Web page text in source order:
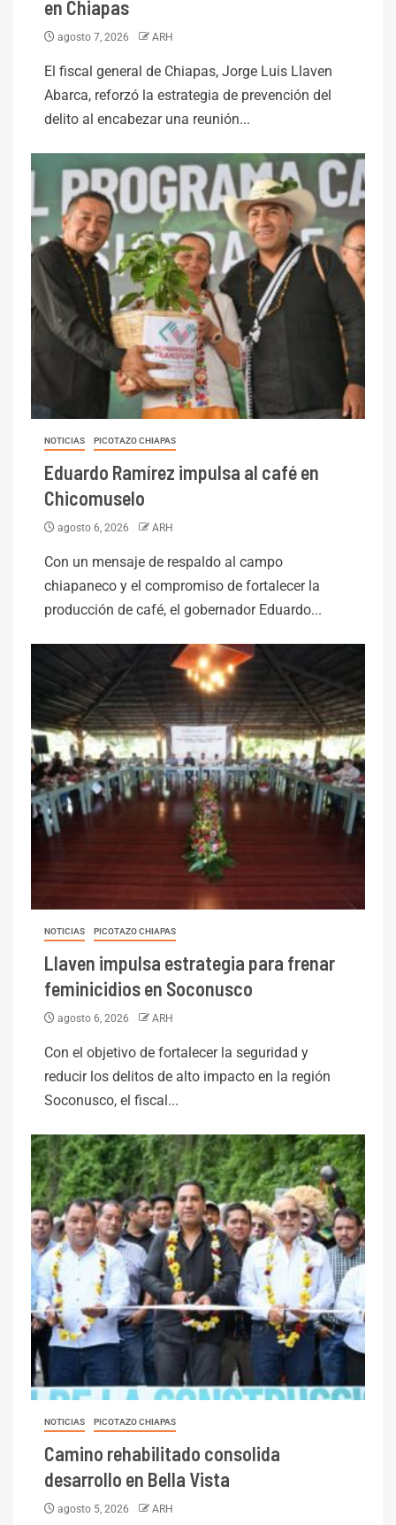
en Chiapas
agosto 7, 2026 ARH
El fiscal general de Chiapas, Jorge Luis Llaven
Abarca, reforzó la estrategia de prevención del
delito al encabezar una reunión...
NOTICIAS PICOTAZO CHIAPAS
Eduardo Ramírez impulsa al café en
Chicomuselo
agosto 6, 2026 ARH
Con un mensaje de respaldo al campo
chiapaneco y el compromiso de fortalecer la
producción de café, el gobernador Eduardo...
NOTICIAS PICOTAZO CHIAPAS
Llaven impulsa estrategia para frenar
feminicidios en Soconusco
agosto 6, 2026 ARH
Con el objetivo de fortalecer la seguridad y
reducir los delitos de alto impacto en la región
Soconusco, el fiscal...
NOTICIAS PICOTAZO CHIAPAS
Camino rehabilitado consolida
desarrollo en Bella Vista
agosto 5, 2026 ARH